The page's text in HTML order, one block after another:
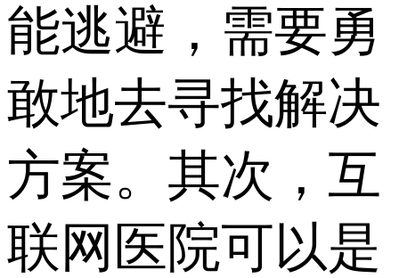
能逃避，需要勇
敢地去寻找解决
方案。其次，互
联网医院可以是